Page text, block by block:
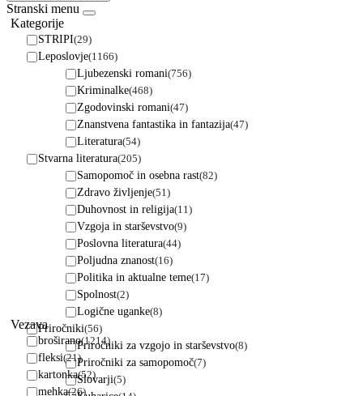
Stranski menu
Kategorije
STRIPI(29)
Leposlovje(1166)
Ljubezenski romani(756)
Kriminalke(468)
Zgodovinski romani(47)
Znanstvena fantastika in fantazija(47)
Literatura(54)
Stvarna literatura(205)
Samopomoč in osebna rast(82)
Zdravo življenje(51)
Duhovnost in religija(11)
Vzgoja in starševstvo(9)
Poslovna literatura(44)
Poljudna znanost(16)
Politika in aktualne teme(17)
Spolnost(2)
Logične uganke(8)
Priročniki(56)
Priročniki za vzgojo in starševstvo(8)
Priročniki za samopomoč(7)
Slovarji(5)
Vezava
broširano(1214)
fleksi(21)
kartonka(52)
mehka(26)